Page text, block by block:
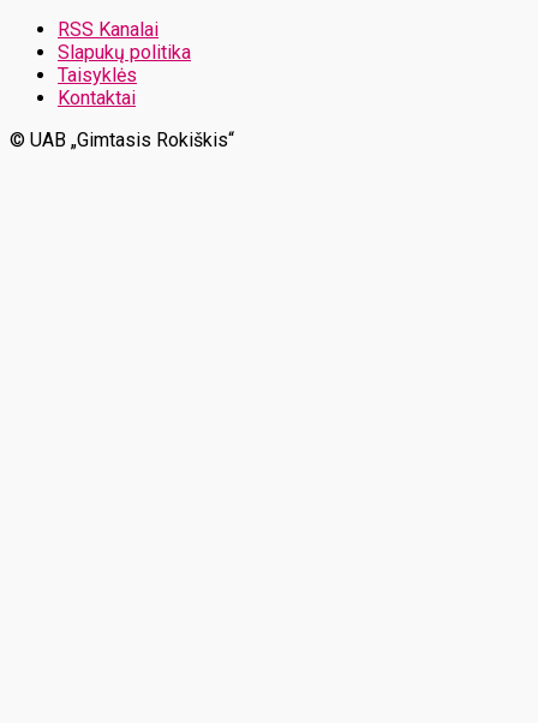
RSS Kanalai
Slapukų politika
Taisyklės
Kontaktai
© UAB „Gimtasis Rokiškis“